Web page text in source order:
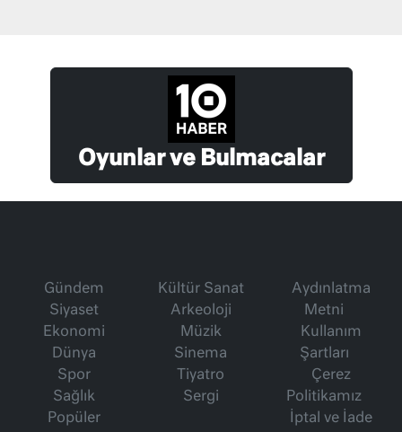
Oyunlar ve Bulmacalar
Gündem
Siyaset
Ekonomi
Dünya
Spor
Sağlık
Popüler
Kültür Sanat
Arkeoloji
Müzik
Sinema
Tiyatro
Sergi
Aydınlatma
Metni
Kullanım
Şartları
Çerez
Politikamız
İptal ve İade